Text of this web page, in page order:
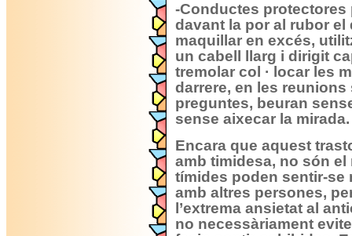
-Conductes protectores
davant la por al rubor el
maquillar en excés,
un cabell llarg i dirigit
tremolar col · locar les
darrere, en les reunions
preguntes, beuran
sense aixecar la mirada.
Encara que aquest
amb timidesa, no són
tímides poden sentir-se
amb altres persones,
l’extrema ansietat al
no necessàriament